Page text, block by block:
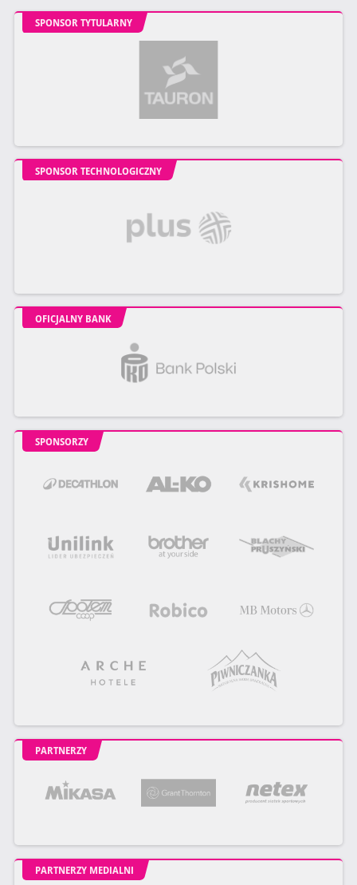
SPONSOR TYTULARNY
SPONSOR TECHNOLOGICZNY
OFICJALNY BANK
SPONSORZY
PARTNERZY
PARTNERZY MEDIALNI